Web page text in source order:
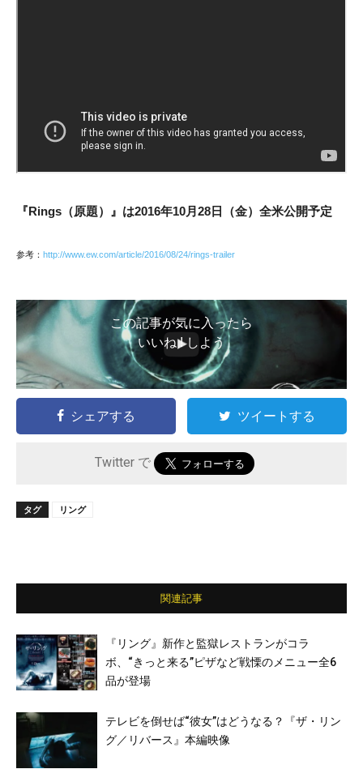
『Rings（原題）』は2016年10月28日（金）全米公開予定
参考： http://www.ew.com/article/2016/08/24/rings-trailer
この記事が気に入ったら
いいね ! しよう
シェアする ツイートする
Twitter で
タグ リング
関連記事
『リング』新作と監獄レストランがコラ
ボ、“きっと来る”ピザなど戦慄のメニュー全6
品が登場
テレビを倒せば“彼女”はどうなる？『ザ・リン
グ／リバース』本編映像